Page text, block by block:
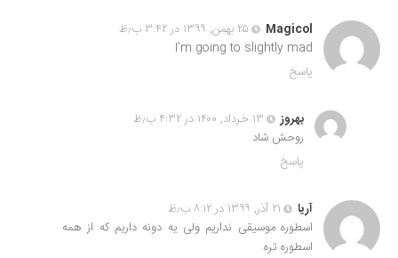
Magicol
۲۵ بهمن, ۱۳۹۹ در ۳:۴۲ ب٫ظ
I’m going to slightly mad
پاسخ
بهروز
۱۳ خرداد, ۱۴۰۰ در ۴:۳۲ ب٫ظ
روحش شاد
پاسخ
آریا
۲۱ آذر, ۱۳۹۹ در ۸:۱۲ ب٫ظ
اسطوره موسیقی نداریم ولی یه دونه داریم که از همه
اسطوره تره